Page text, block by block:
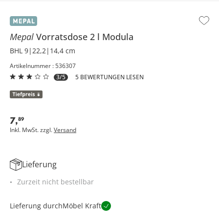
Mepal Vorratsdose 2 l Modula
BHL 9|22,2|14,4 cm
Artikelnummer : 536307
3/5
5 BEWERTUNGEN LESEN
7,89
Inkl. MwSt. zzgl.Versand
Lieferung
Zurzeit nicht bestellbar
Lieferung durchMöbel Kraft